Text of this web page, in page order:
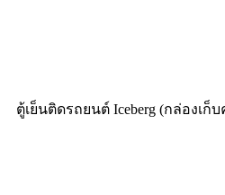
ตู้เย็นติดรถยนต์ Iceberg (กล่องเ